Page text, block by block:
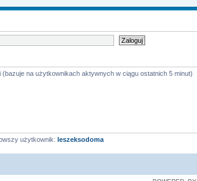
na użytkownikach aktywnych w ciągu ostatnich 5 minut)
użytkownik: leszeksodoma